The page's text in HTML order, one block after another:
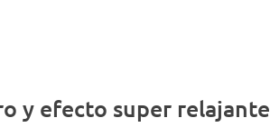
y efecto super relajante